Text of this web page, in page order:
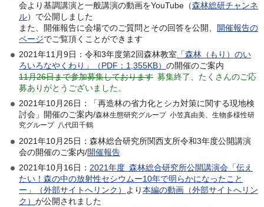
会より基調講演と一般講演の動画をYouTube（森林総研チャンネ
ル）で公開しました
また、開催報告に会場でのご質問とその回答を公開、 開催報告の
ページでご覧頂くことができます
2021年11月9日：令和3年度第2回森林教室 「森林（もり）のい
ろいろなやくわり」（PDF：1,355KB） の開催のご案内
11月26日まで参加募集しております 募集終了、たくさんのご応
募ありがとうございました。
2021年10月26日：「再造林の省力化とシカ対策に関する現地検
討会」開催のご案内/森林生態研究グループ 小笠真由美、生物多様性研
究グループ 八代田千鶴
2021年10月25日：森林総合研究所関西支所令和3年度公開講演
会の開催のご案内/開催報告
2021年10月16日： 2021年度 森林総合研究所公開講演会「伝え
たい！森の中の放射性セシウムー10年で明らかになったこと
ー」（外部サイトへリンク） より本編の動画（外部サイトへリン
ク） が公開されました